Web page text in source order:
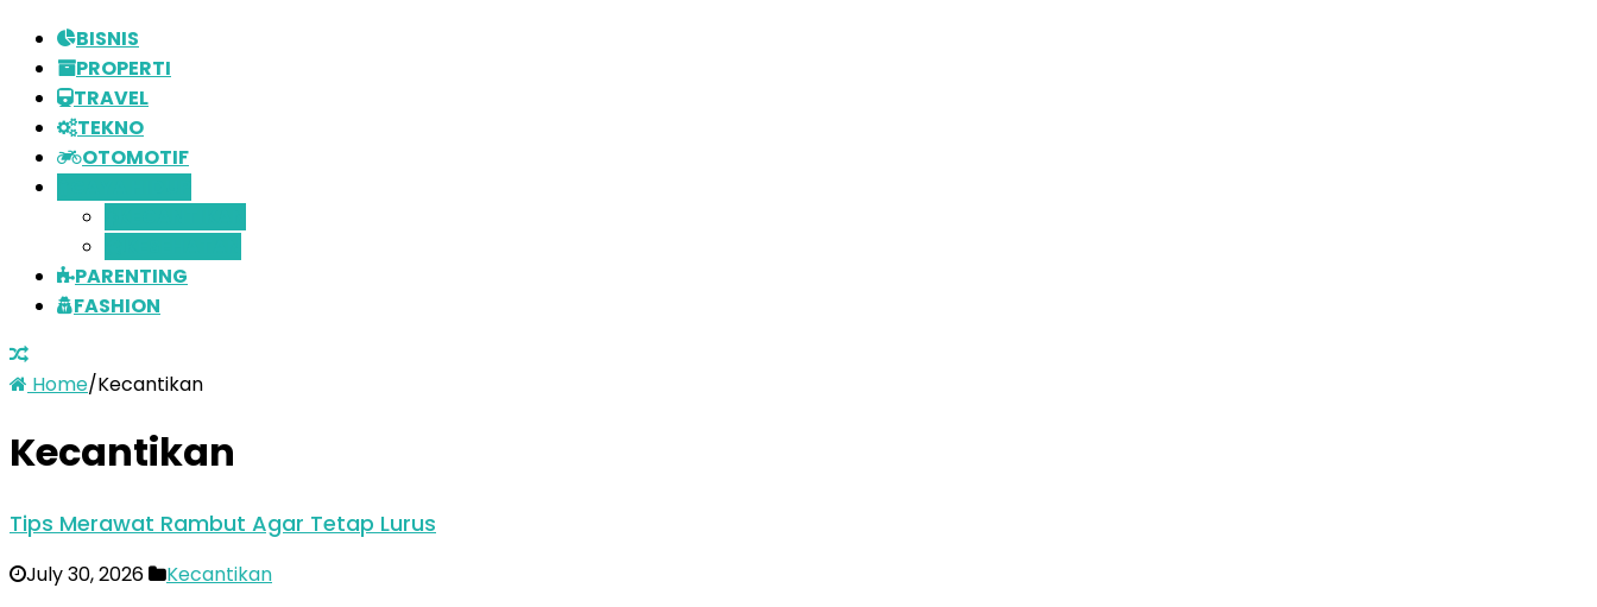
BISNIS
PROPERTI
TRAVEL
TEKNO
OTOMOTIF
PARENTING
FASHION
Home/Kecantikan
Kecantikan
Tips Merawat Rambut Agar Tetap Lurus
July 30, 2026 Kecantikan